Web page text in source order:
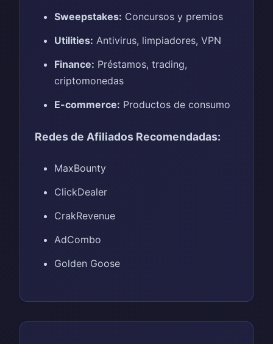
Sweepstakes: Concursos y premios
Utilities: Antivirus, limpiadores, VPN
Finance: Préstamos, trading,
criptomonedas
E-commerce: Productos de consumo
Redes de Afiliados Recomendadas:
MaxBounty
ClickDealer
CrakRevenue
AdCombo
Golden Goose